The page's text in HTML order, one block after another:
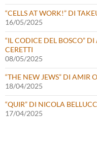
“CELLS AT WORK!” DI
16/05/2025
“IL CODICE DEL BOSCO”
CERETTI
08/05/2025
“THE NEW JEWS” DI AMIR
18/04/2025
“QUIR” DI NICOLA
17/04/2025